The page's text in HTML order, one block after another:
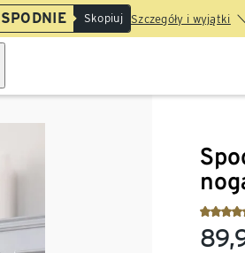
SPODNIE Skopiuj Szczegóły i wyjątki